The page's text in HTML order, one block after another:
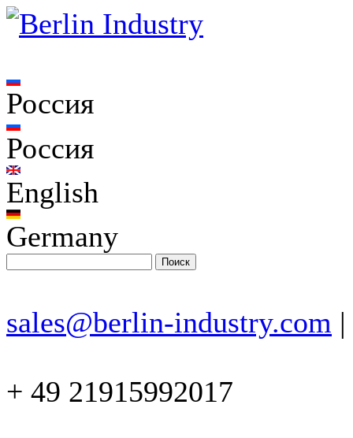
Россия
Россия
English
Germany
sales@berlin-industry.com |
+ 49 21915992017